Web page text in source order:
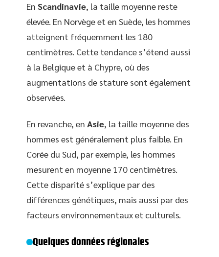
En Scandinavie, la taille moyenne reste
élevée. En Norvège et en Suède, les hommes
atteignent fréquemment les 180
centimètres. Cette tendance s’étend aussi
à la Belgique et à Chypre, où des
augmentations de stature sont également
observées.
En revanche, en Asie, la taille moyenne des
hommes est généralement plus faible. En
Corée du Sud, par exemple, les hommes
mesurent en moyenne 170 centimètres.
Cette disparité s’explique par des
différences génétiques, mais aussi par des
facteurs environnementaux et culturels.
Quelques données régionales